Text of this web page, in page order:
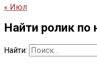
« Июл
Найти ролик по
Найти: